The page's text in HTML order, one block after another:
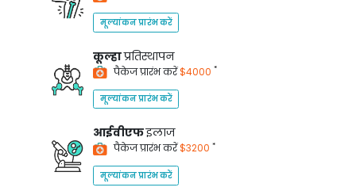
मूल्यांकन प्रारंभ करें
कूल्हाप्रतिस्थापन
पैकेज प्रारंभ करें$4000 *
मूल्यांकन प्रारंभ करें
आईवीएफइलाज
पैकेज प्रारंभ करें$3200 *
मूल्यांकन प्रारंभ करें